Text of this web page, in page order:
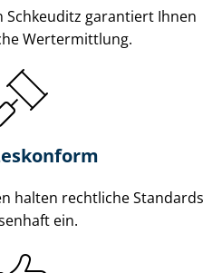
Schkeuditz garantiert Ihnen
Wertermittlung.
halten rechtliche Standards
ein.